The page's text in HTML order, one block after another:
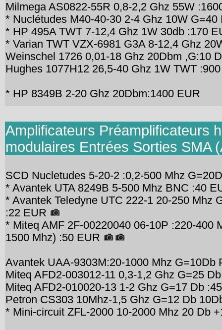
Milmega AS0822-55R 0,8-2,2 Ghz 55W
* Nuclétudes M40-40-30 2-4 Ghz 10W G=40
* HP 495A TWT 7-12,4 Ghz 1W 30db :170
* Varian TWT VZX-6981 G3A 8-12,4 Ghz
Weinschel 1726 0,01-18 Ghz 20Dbm ,G:10
Hughes 1077H12 26,5-40 Ghz 1W TWT
* HP 8349B 2-20 Ghz 20Dbm:1400 EUR
Amplificateurs Préamplificateurs
modulaires Entrées Sorties SMA
SCD Nucletudes 5-20-2 :0,2-500 Mhz
* Avantek UTA 8249B 5-500 Mhz BNC :40
* Avantek Teledyne UTC 222-1 20-250 Mhz
:22 EUR
* Miteq AMF 2F-00220040 06-10P :220-400
1500 Mhz) :50 EUR
Avantek UAA-9303M:20-1000 Mhz G=10Db
Miteq AFD2-003012-11 0,3-1,2 Ghz G=25
Miteq AFD2-010020-13 1-2 Ghz G=17 Db
Petron CS303 10Mhz-1,5 Ghz G=12 Db
* Mini-circuit ZFL-2000 10-2000 Mhz 20 Db